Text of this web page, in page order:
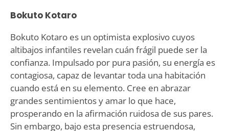
Bokuto Kotaro
Bokuto Kotaro es un optimista explosivo cuyos
altibajos infantiles revelan cuán frágil puede ser la
confianza. Impulsado por pura pasión, su energía es
contagiosa, capaz de levantar toda una habitación
cuando está en su elemento. Cree en abrazar
grandes sentimientos y amar lo que hace,
prosperando en la afirmación ruidosa de sus pares.
Sin embargo, bajo esta presencia estruendosa,